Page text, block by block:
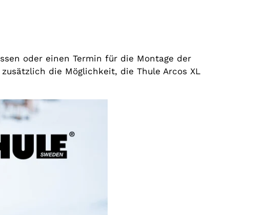
oder einen Termin für die Montage der
die Möglichkeit, die Thule Arcos XL